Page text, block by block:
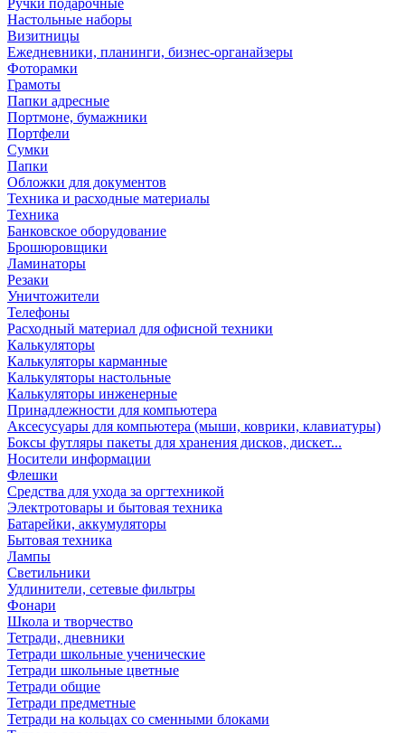
Ручки подарочные
Настольные наборы
Визитницы
Ежедневники, планинги, бизнес-органайзеры
Фоторамки
Грамоты
Папки адресные
Портмоне, бумажники
Портфели
Сумки
Папки
Обложки для документов
Техника и расходные материалы
Техника
Банковское оборудование
Брошюровщики
Ламинаторы
Резаки
Уничтожители
Телефоны
Расходный материал для офисной техники
Калькуляторы
Калькуляторы карманные
Калькуляторы настольные
Калькуляторы инженерные
Принадлежности для компьютера
Аксесусуары для компьютера (мыши, коврики, клавиатуры)
Боксы футляры пакеты для хранения дисков, дискет...
Носители информации
Флешки
Средства для ухода за оргтехникой
Электротовары и бытовая техника
Батарейки, аккумуляторы
Бытовая техника
Лампы
Светильники
Удлинители, сетевые фильтры
Фонари
Школа и творчество
Тетради, дневники
Тетради школьные ученические
Тетради школьные цветные
Тетради общие
Тетради предметные
Тетради на кольцах со сменными блоками